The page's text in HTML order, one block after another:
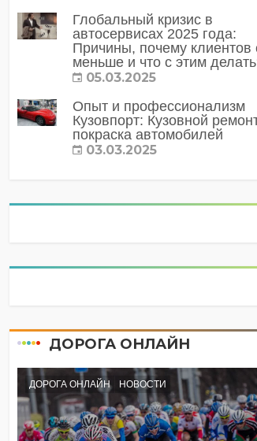
Глобальный кризис в
автосервисах 2025 года:
Причины, почему клиентов
меньше и что с этим
05.03.2025
Опыт и профессионализм
Кузовпорт: Кузовной
покраска автомобилей
03.03.2025
ДОРОГА ОНЛАЙН
ДОРОГА ОНЛАЙН НОВОСТИ